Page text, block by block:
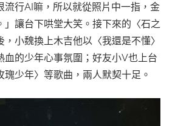
流行AI嘛，所以就從照片中一指，金
」讓台下哄堂大笑。接下來的〈石之
小魏換上木吉他以〈我還是不懂〉
血的少年心事氛圍；好友小V也上台
少年〉等歌曲，兩人默契十足。